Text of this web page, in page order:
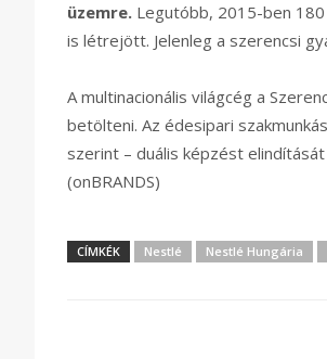
üzemre. Legutóbb, 2015-ben
is létrejött. Jelenleg a szerencsi
A multinacionális világcég a
betölteni. Az édesipari
szerint – duális képzést
(onBRANDS)
CÍMKÉK Nestlé Nestlé Hungária